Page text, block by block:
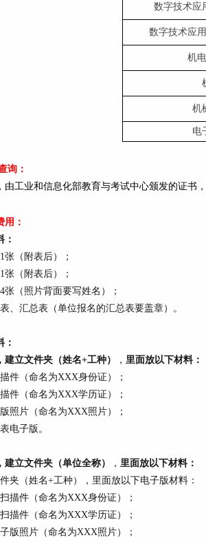
数字技术应
数字技术应
机
机
电
询：
由工业和信息化部教育与考试中心颁发的证书
用：
：
（附表后）
；
（附表后）
；
张（照片背面要写姓名）；
、汇总表（单位报名的汇总表要盖章）。
：
立文件夹（姓名+工种）
，里面放以下材料：
件（命名为XXX身份证）；
件（命名为XXX学历证）；
照片（命名为XXX照片）；
电子版。
立文件夹（单位全称） ，里面放以下材料：
夹（姓名+工种），里面放以下电子版材料：
描件（命名为XXX身份证）；
描件（命名为XXX学历证）；
版照片（命名为XXX照片）；